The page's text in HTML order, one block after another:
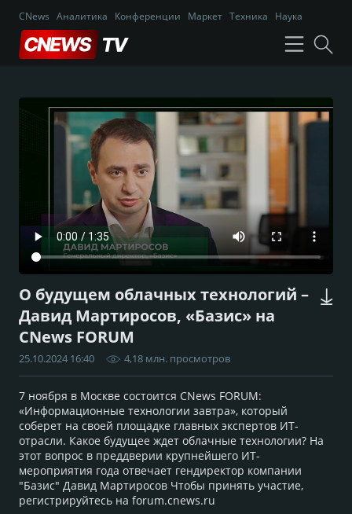
CNews Аналитика Конференции Маркет Техника Наука
О будущем облачных технологий –
Давид Мартиросов, «Базис» на
CNews FORUM
25.10.2024 16:40 4,18 млн. просмотров
7 ноября в Москве состоится CNews FORUM:
«Информационные технологии завтра», который
соберет на своей площадке главных экспертов ИТ-
отрасли. Какое будущее ждет облачные технологии? На
этот вопрос в преддверии крупнейшего ИТ-
мероприятия года отвечает гендиректор компании
"Базис" Давид Мартиросов Чтобы принять участие,
регистрируйтесь на forum.cnews.ru